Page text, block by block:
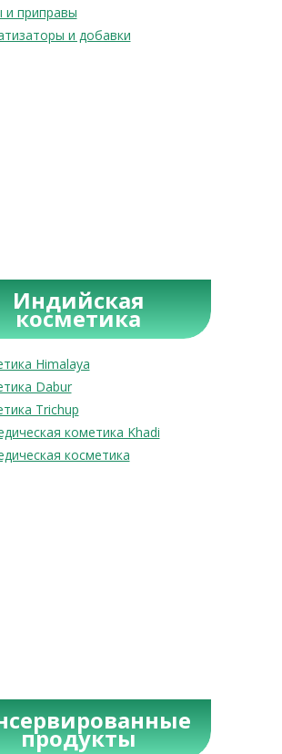
и приправы
и добавки
Индийская
косметика
Himalaya
Dabur
Trichup
кометика Khadi
косметика
продукты